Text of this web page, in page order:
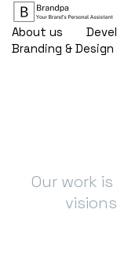
About us
Branding & Design
Our work